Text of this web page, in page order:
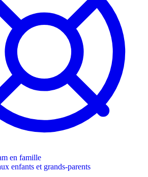
en famille
enfants et grands-parents